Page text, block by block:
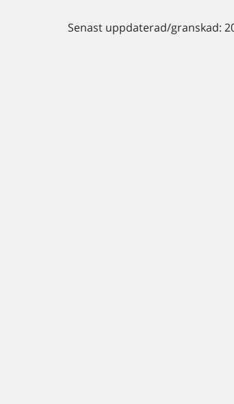
Senast uppdaterad/granskad: